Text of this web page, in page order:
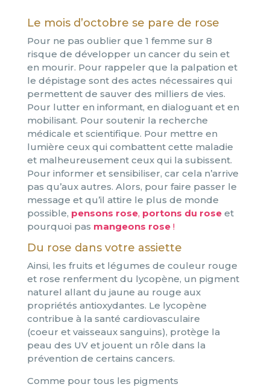
Le mois d’octobre se pare de rose
Pour ne pas oublier que 1 femme sur 8
risque de développer un cancer du sein et
en mourir. Pour rappeler que la palpation et
le dépistage sont des actes nécessaires qui
permettent de sauver des milliers de vies.
Pour lutter en informant, en dialoguant et en
mobilisant. Pour soutenir la recherche
médicale et scientifique. Pour mettre en
lumière ceux qui combattent cette maladie
et malheureusement ceux qui la subissent.
Pour informer et sensibiliser, car cela n’arrive
pas qu’aux autres. Alors, pour faire passer le
message et qu’il attire le plus de monde
possible, pensons rose, portons du roseet
pourquoi pas mangeons rose!
Du rose dans votre assiette
Ainsi, les fruits et légumes de couleur rouge
et rose renferment du lycopène, un pigment
naturel allant du jaune au rouge aux
propriétés antioxydantes. Le lycopène
contribue à la santé cardiovasculaire
(coeur et vaisseaux sanguins), protège la
peau des UV et jouent un rôle dans la
prévention de certains cancers.
Comme pour tous les pigments